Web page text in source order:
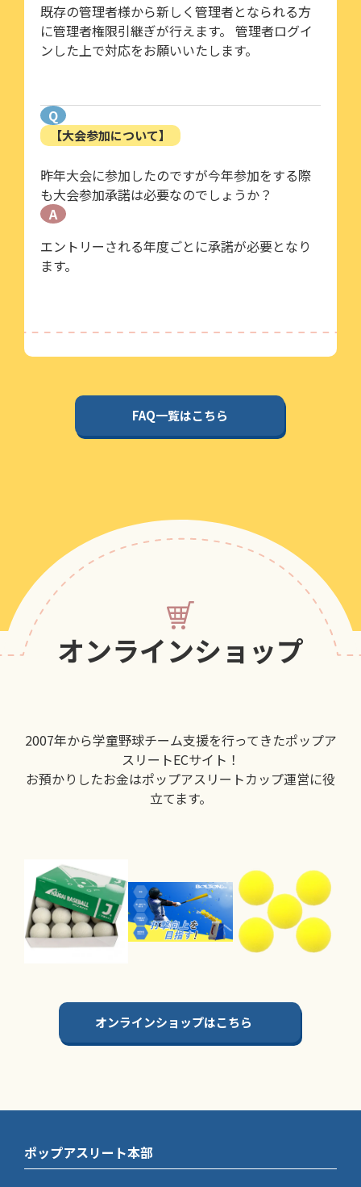
既存の管理者様から新しく管理者となられる方
に管理者権限引継ぎが行えます。 管理者ログイ
ンした上で対応をお願いいたします。
Q
【大会参加について】
昨年大会に参加したのですが今年参加をする際
も大会参加承諾は必要なのでしょうか？
A
エントリーされる年度ごとに承諾が必要となり
ます。
FAQ一覧はこちら
オンラインショップ
2007年から学童野球チーム支援を行ってきたポップア
スリートECサイト！
お預かりしたお金はポップアスリートカップ運営に役
立てます。
オンラインショップはこちら
ポップアスリート本部